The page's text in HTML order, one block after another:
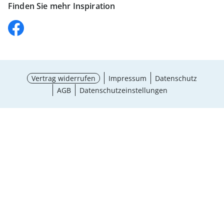
Finden Sie mehr Inspiration
Vertrag widerrufen Impressum
Datenschutz
AGB
Datenschutzeinstellungen